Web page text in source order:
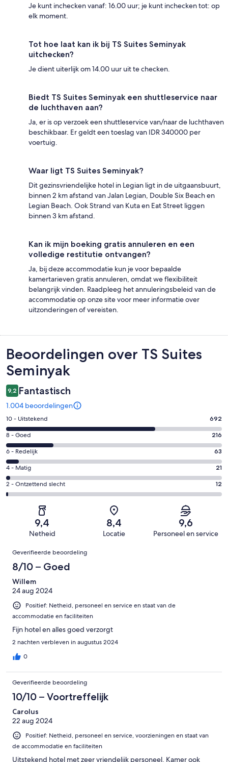
Je kunt inchecken vanaf: 16.00 uur; je kunt inchecken tot: op
elk moment.
Tot hoe laat kan ik bij TS Suites Seminyak
uitchecken?
Je dient uiterlijk om 14.00 uur uit te checken.
Biedt TS Suites Seminyak een shuttleservice naar
de luchthaven aan?
Ja, er is op verzoek een shuttleservice van/naar de luchthaven
beschikbaar. Er geldt een toeslag van IDR 340000 per
voertuig.
Waar ligt TS Suites Seminyak?
Dit gezinsvriendelijke hotel in Legian ligt in de uitgaansbuurt,
binnen 2 km afstand van Jalan Legian, Double Six Beach en
Legian Beach. Ook Strand van Kuta en Eat Street liggen
binnen 3 km afstand.
Kan ik mijn boeking gratis annuleren en een
volledige restitutie ontvangen?
Ja, bij deze accommodatie kun je voor bepaalde
kamertarieven gratis annuleren, omdat we flexibiliteit
belangrijk vinden. Raadpleeg het annuleringsbeleid van de
accommodatie op onze site voor meer informatie over
uitzonderingen of vereisten.
Beoordelingen
Beoordelingen over TS Suites
Seminyak
9,2 Fantastisch
1.004 beoordelingen
Gastenscore:
10
-
Uitstekend.
692
van
1004
beoordelingen
10 - Uitstekend 692
Gastenscore:
8
-
Goed.
216
van
beoordelingen
8 - Goed 216
Gastenscore:
6
-
Redelijk.
63
beoordelingen
6 - Redelijk 63
Gastenscore:
4
-
4 - Matig 21
Gastenscore:
2
Ontzettend
van
beoordelingen
2 - Ontzettend slecht 12
9,4
Netheid
8,4
Locatie
9,6
Personeel en service
Beoordelingen
Geverifieerde beoordeling
8/10 – Goed
Willem
24 aug 2024
Positief: Netheid, personeel en service en staat van de
accommodatie en faciliteiten
Fijn hotel en alles goed verzorgt
2 nachten verbleven in augustus 2024
0
Geverifieerde beoordeling
10/10 – Voortreffelijk
Carolus
22 aug 2024
Positief: Netheid, personeel en service, voorzieningen en staat van
de accommodatie en faciliteiten
Uitstekend hotel met zeer vriendelijk personeel. Kamer ook